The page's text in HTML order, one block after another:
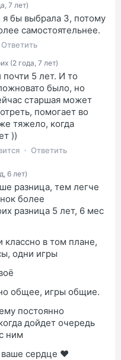
7 лет)
я бы выбрала 3, потому
самостоятельнее.
Ответить
(2 года, 7 лет)
5 лет. И то
было, но
старшая может
помогает во
тяжело, когда
))
Ответить
6 лет)
разница, тем легче
более
разница 5 лет, 6 мес
классно в том плане,
одни игры
общее, игры общие.
постоянно
дойдет очередь
ним
ваше сердце ❤️